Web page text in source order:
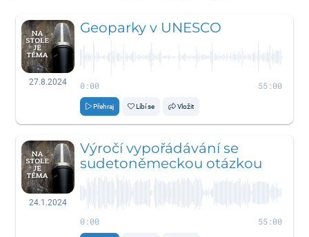
27.8.2024
Geoparky v UNESCO
0:00 55:00
Přehraj Líbí se Vložit
24.1.2024
Výročí vypořádávání se
sudetoněmeckou otázkou
0:00 55:00